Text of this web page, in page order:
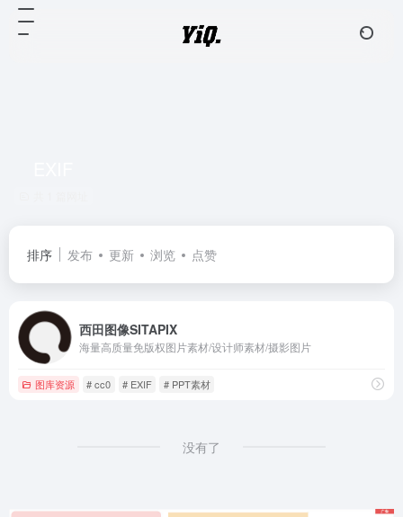
排序 发布 更新 浏览 点赞
西田图像SITAPIX
海量高质量免版权图片素材/设计师素材/摄影图片
图库资源 # cc0 # EXIF # PPT素材
没有了